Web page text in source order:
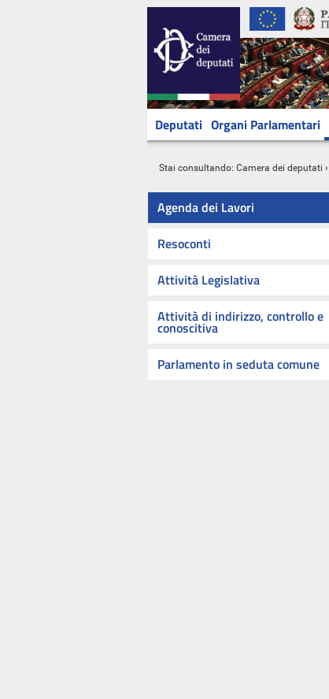
Deputati Organi Parlamentari
Stai consultando: Camera dei deputati ›
Agenda dei Lavori
Resoconti
Attività Legislativa
Attività di indirizzo, controllo e
conoscitiva
Parlamento in seduta comune